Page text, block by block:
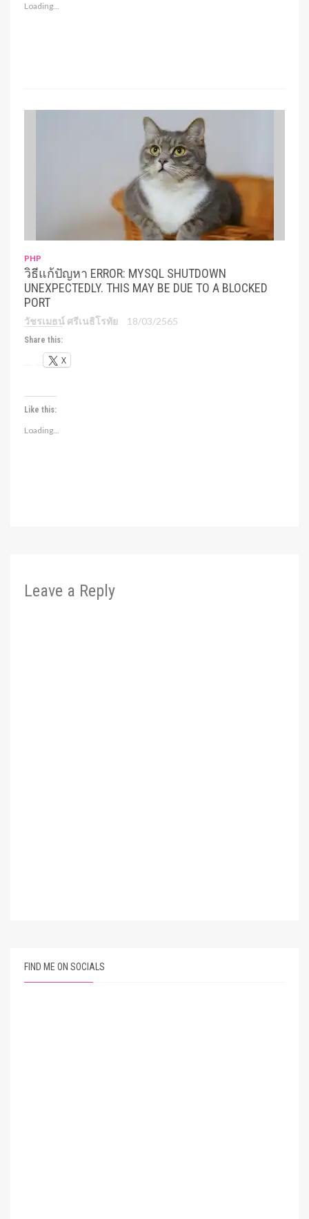
Loading...
PHP
วิธีแก้ปัญหา ERROR: MYSQL SHUTDOWN
UNEXPECTEDLY. THIS MAY BE DUE TO A BLOCKED
PORT
วัชรเมธน์ ศรีเนธิโรทัย 18/03/2565
Share this:
X
Like this:
Loading...
Leave a Reply
FIND ME ON SOCIALS